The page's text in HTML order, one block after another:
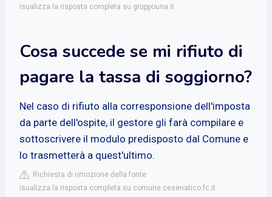
isualizza la risposta completa su gruppouna.it
Cosa succede se mi rifiuto di
pagare la tassa di soggiorno?
Nel caso di rifiuto alla corresponsione dell'imposta
da parte dell'ospite, il gestore gli farà compilare e
sottoscrivere il modulo predisposto dal Comune e
lo trasmetterà a quest'ultimo.
Richiesta di rimozione della fonte
isualizza la risposta completa su comune.cesenatico.fc.it